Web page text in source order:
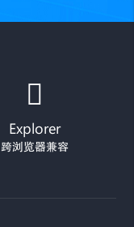
Explorer
跨浏览器兼容